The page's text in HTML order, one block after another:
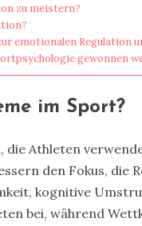
zu meistern?
emotionalen Regulation
gewonnen
im Sport?
Athleten
den Fokus, die
kognitive
bei, während